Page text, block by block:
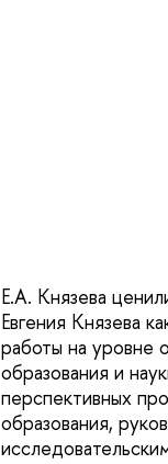
Е.А. Князева
Евгения Князева
работы на уровне
образования и
перспективных
образования,